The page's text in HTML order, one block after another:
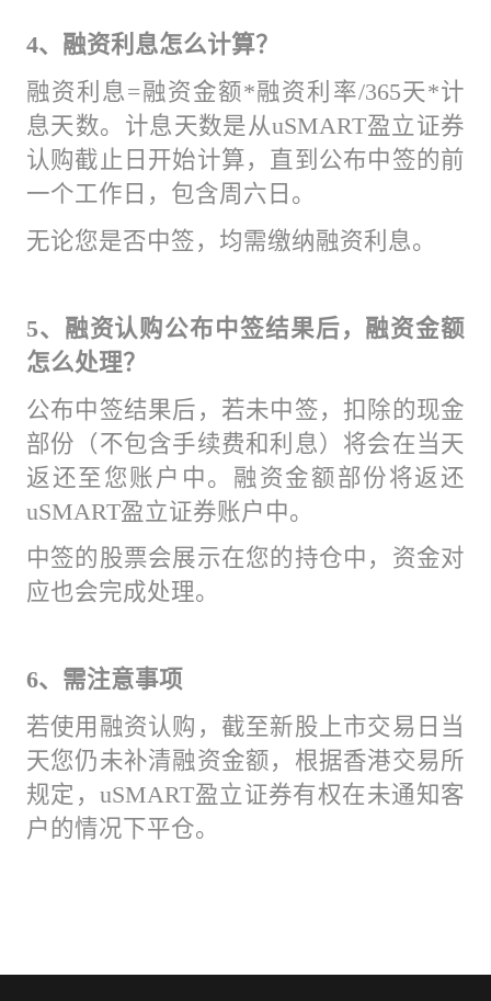
4、融资利息怎么计算？
融资利息=融资金额*融资利率/365天*计
息天数。计息天数是从uSMART盈立证券
认购截止日开始计算，直到公布中签的前
一个工作日，包含周六日。
无论您是否中签，均需缴纳融资利息。
5、融资认购公布中签结果后，融资金额
怎么处理？
公布中签结果后，若未中签，扣除的现金
部份（不包含手续费和利息）将会在当天
返还至您账户中。融资金额部份将返还
uSMART盈立证券账户中。
中签的股票会展示在您的持仓中，资金对
应也会完成处理。
6、需注意事项
若使用融资认购，截至新股上市交易日当
天您仍未补清融资金额，根据香港交易所
规定，uSMART盈立证券有权在未通知客
户的情况下平仓。